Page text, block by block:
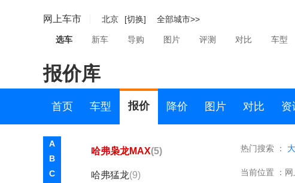
网上车市 北京 [切换] 全部城市>>
选车 新车 导购 图片 评测 对比 车型
报价库
首页 车型 报价 降价 图片 对比 资
A
B
C
哈弗大狗PLUS
哈弗大狗PLUS新能源(7)
哈弗枭龙
哈弗枭龙MAX(5)
哈弗猛龙(9)
热门搜索 ：
当前位置 ：